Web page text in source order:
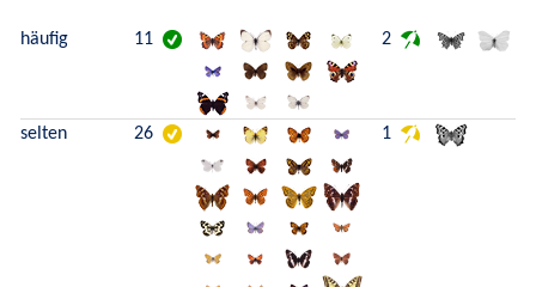
häufig 11 2
selten 26 1